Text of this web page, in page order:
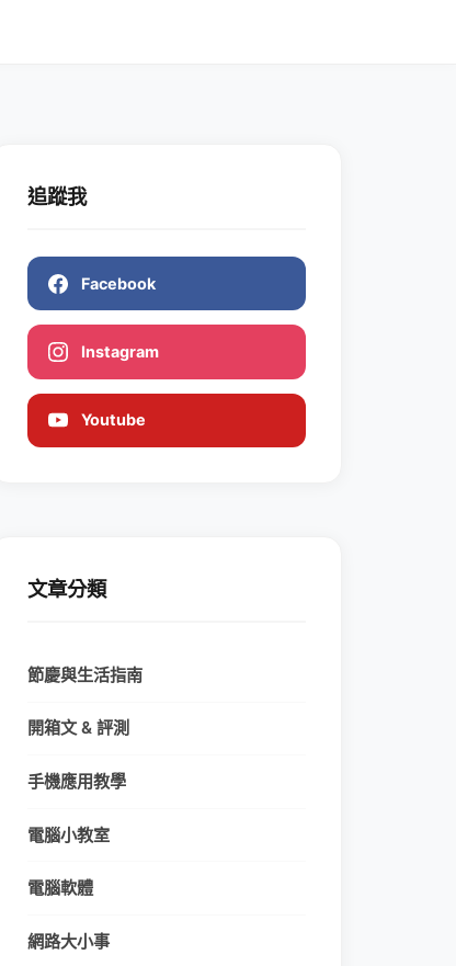
追蹤我
Facebook
Instagram
Youtube
文章分類
節慶與生活指南
開箱文 & 評測
手機應用教學
電腦小教室
電腦軟體
網路大小事